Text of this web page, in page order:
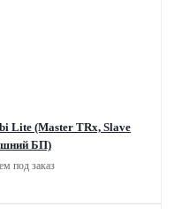
Lite (Master TRx, Slave
БП)
под заказ